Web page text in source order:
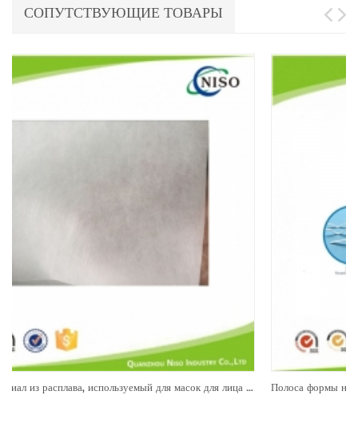
СОПУТСТВУЮЩИЕ ТОВАРЫ
Полоса формы носа для утилизации медицинской хирургической маски для лица